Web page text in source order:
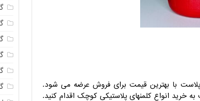
با بهترین قیمت برای فروش عرضه می شود.
خرید انواع کلمنهای پلاستیکی کوچک اقدام کنید.